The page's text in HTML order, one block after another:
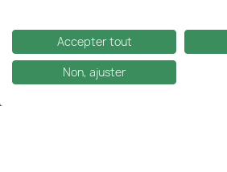
AJOUTER
Accepter tout
Non, ajuster